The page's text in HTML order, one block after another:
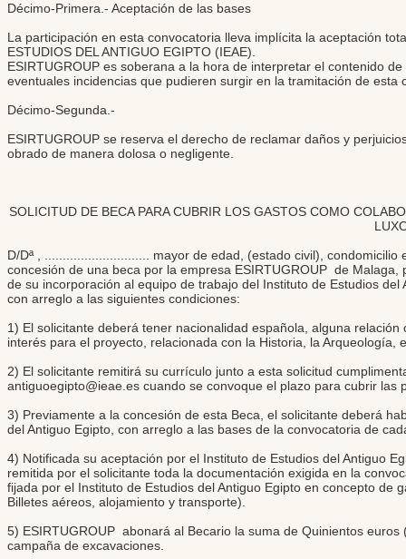
Décimo-Primera.- Aceptación de las bases
La participación en esta convocatoria lleva implícita la aceptación
ESTUDIOS DEL ANTIGUO EGIPTO (IEAE).
ESIRTUGROUP es soberana a la hora de interpretar el contenido
eventuales incidencias que pudieren surgir en la tramitación de
Décimo-Segunda.-
ESIRTUGROUP se reserva el derecho de reclamar daños y
obrado de manera dolosa o negligente.
SOLICITUD DE BECA PARA CUBRIR LOS GASTOS COMO
D/Dª , ............................. mayor de edad, (estado civil),
concesión de una beca por la empresa ESIRTUGROUP de
de su incorporación al equipo de trabajo del Instituto de Estudios
con arreglo a las siguientes condiciones:
1) El solicitante deberá tener nacionalidad española, alguna
interés para el proyecto, relacionada con la Historia, la
2) El solicitante remitirá su currículo junto a esta solicitud
antiguoegipto@ieae.es cuando se convoque el plazo para cubrir las
3) Previamente a la concesión de esta Beca, el solicitante deberá
del Antiguo Egipto, con arreglo a las bases de la convocatoria de
4) Notificada su aceptación por el Instituto de Estudios del Antiguo
remitida por el solicitante toda la documentación exigida en la
fijada por el Instituto de Estudios del Antiguo Egipto en concepto
Billetes aéreos, alojamiento y transporte).
5) ESIRTUGROUP abonará al Becario la suma de Quinientos
campaña de excavaciones.